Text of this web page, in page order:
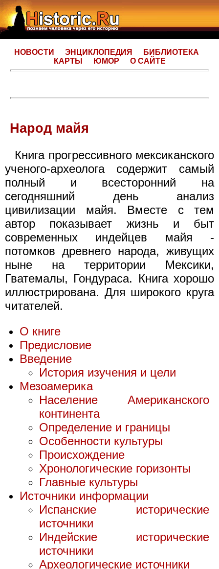
НОВОСТИ ЭНЦИКЛОПЕДИЯ
БИБЛИОТЕКА
КАРТЫ
ЮМОР О САЙТЕ
Народ майя
Книга прогрессивного мексиканского
ученого-археолога содержит самый
полный и всесторонний на
сегодняшний день анализ
цивилизации майя. Вместе с тем
автор показывает жизнь и быт
современных индейцев майя -
потомков древнего народа, живущих
ныне на территории Мексики,
Гватемалы, Гондураса. Книга хорошо
иллюстрирована. Для широкого круга
читателей.
О книге
Предисловие
Введение
История изучения и цели
Мезоамерика
Население Американского
континента
Определение и границы
Особенности культуры
Происхождение
Хронологические горизонты
Главные культуры
Источники информации
Испанские исторические
источники
Индейские исторические
источники
Археологические источники